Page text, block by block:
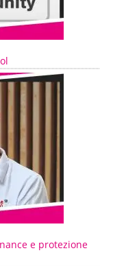
e protezione